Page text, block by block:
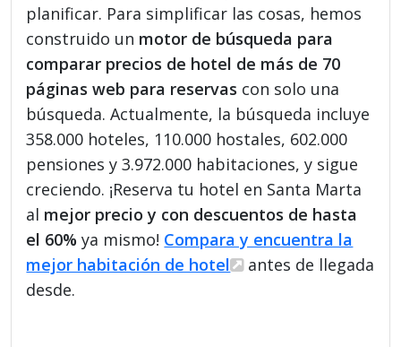
planificar. Para simplificar las cosas, hemos
construido un motor de búsqueda para
comparar precios de hotel de más de 70
páginas web para reservas con solo una
búsqueda. Actualmente, la búsqueda incluye
358.000 hoteles, 110.000 hostales, 602.000
pensiones y 3.972.000 habitaciones, y sigue
creciendo. ¡Reserva tu hotel en Santa Marta
al mejor precio y con descuentos de hasta
el 60% ya mismo! Compara y encuentra la
mejor habitación de hotel
antes de llegada
desde.